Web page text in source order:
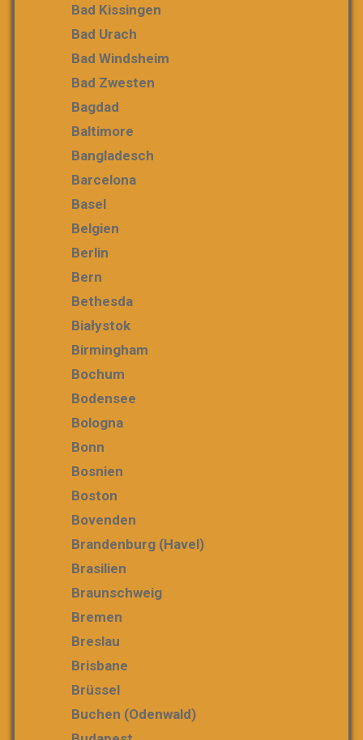
Bad Kissingen
Bad Urach
Bad Windsheim
Bad Zwesten
Bagdad
Baltimore
Bangladesch
Barcelona
Basel
Belgien
Berlin
Bern
Bethesda
Białystok
Birmingham
Bochum
Bodensee
Bologna
Bonn
Bosnien
Boston
Bovenden
Brandenburg (Havel)
Brasilien
Braunschweig
Bremen
Breslau
Brisbane
Brüssel
Buchen (Odenwald)